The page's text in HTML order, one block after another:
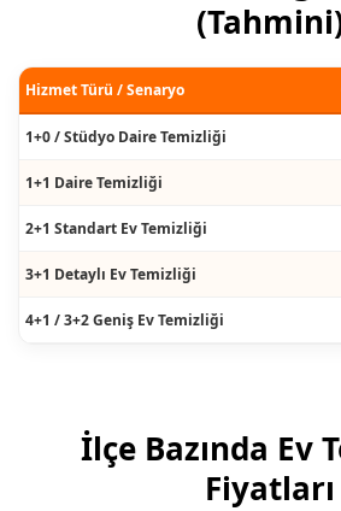
Hizmet Türü / Senaryo
1+0 / Stüdyo Daire Temizliği
1+1 Daire Temizliği
2+1 Standart Ev Temizliği
3+1 Detaylı Ev Temizliği
4+1 / 3+2 Geniş Ev Temizliği
İlçe Bazında Ev
Fiyatları